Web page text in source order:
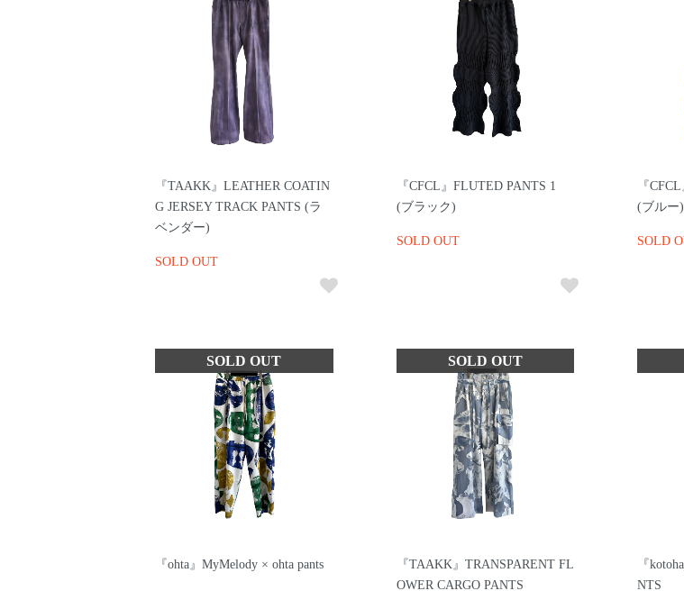
『TAAKK』LEATHER COATIN
G JERSEY TRACK PANTS (ラ
ベンダー)
SOLD OUT
『CFCL』FLUTED PANTS 1
(ブラック)
SOLD OUT
『
(ブルー)
SOLD
『ohta』MyMelody × ohta pants
『TAAKK』TRANSPARENT FL
OWER CARGO PANTS
『
NTS